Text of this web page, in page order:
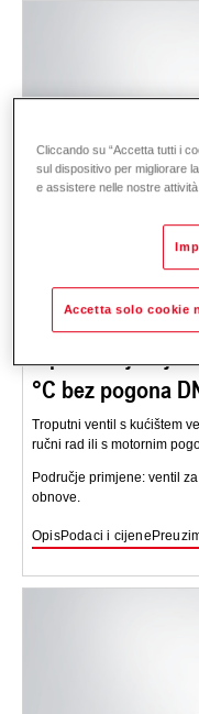
3-putni
°C bez pogona
Troputni ventil s kućištem
ručni rad ili s motornim
Područje primjene: ventil
obnove.
OpisPodaci i cijene
Cliccando su “Accetta tutti i
sul dispositivo per migliorare
e assistere nelle nostre attività
Accetta solo cookie